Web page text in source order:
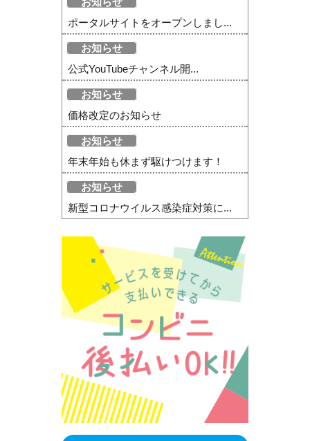
ポータルサイトをオープンしまし...
お知らせ
公式YouTubeチャンネル開...
お知らせ
価格改定のお知らせ
お知らせ
年末年始も休まず駆けつけます！
お知らせ
新型コロナウイルス感染症対策に...